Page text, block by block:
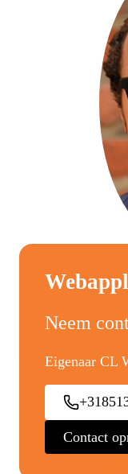
Neem
Eigenaar CL
Contact